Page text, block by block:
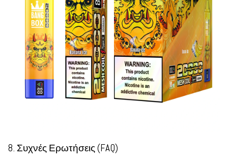
8. Συχνές Ερωτήσεις (FAQ)